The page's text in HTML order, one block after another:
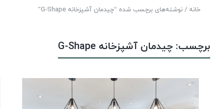
خانه / نوشته‌های برچسب شده “چیدمان آشپزخانه G-Shape”
برچسب: چیدمان آشپزخانه G-Shape